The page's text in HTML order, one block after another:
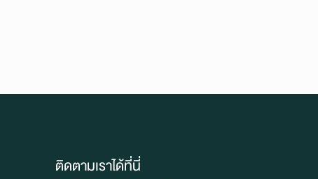
ติดตามเราได้ที่นี่